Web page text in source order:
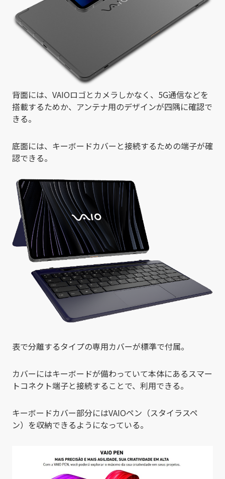
背面には、VAIOロゴとカメラしかなく、5G通信などを
搭載するためか、アンテナ用のデザインが四隅に確認で
きる。
底面には、キーボードカバーと接続するための端子が確
認できる。
表で分離するタイプの専用カバーが標準で付属。
カバーにはキーボードが備わっていて本体にあるスマー
トコネクト端子と接続することで、利用できる。
キーボードカバー部分にはVAIOペン（スタイラスペ
ン）を収納できるようになっている。